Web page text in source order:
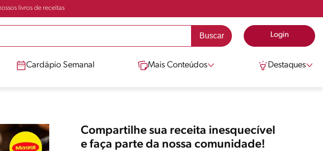
livros de receitas
Login
Cardápio Semanal Mais Conteúdos Destaques
Compartilhe sua receita inesquecível
e faça parte da nossa comunidade!